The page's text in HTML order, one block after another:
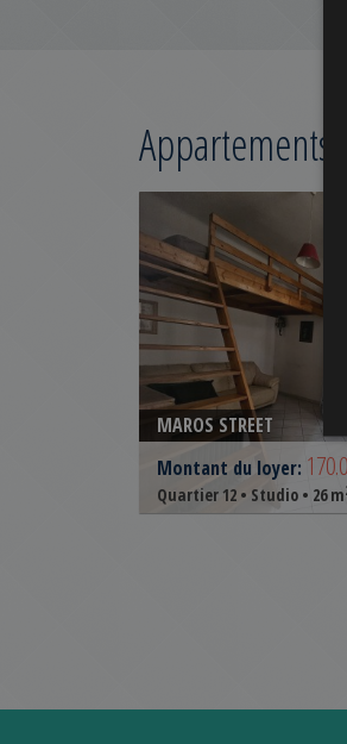
Appartements
MAROS STREET
Montant du loyer:
Quartier 12 • Studio • 26 m